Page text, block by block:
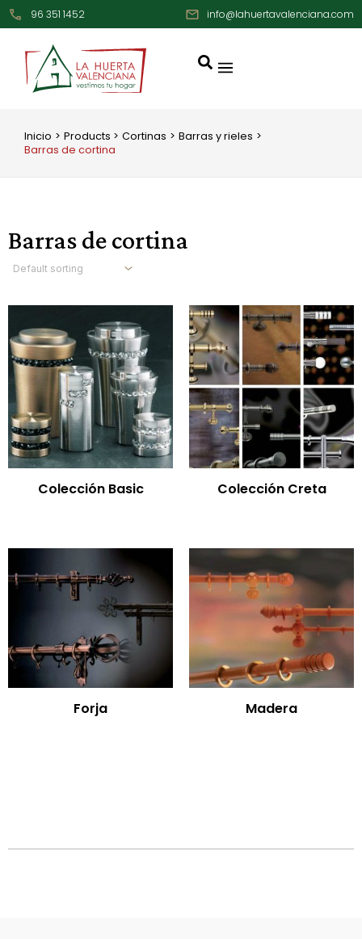
al
contenido
96 351 1452 info@lahuertavalenciana.com
Inicio Products Cortinas
Barras y rieles
Barras de cortina
Barras de cortina
Colección Basic Colección Creta
Forja Madera